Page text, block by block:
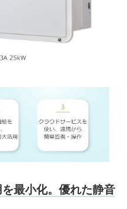
最小化。優れた静音